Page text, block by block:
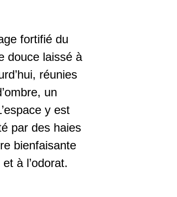
fortifié du
douce laissé à
réunies
un
y est
par des haies
bienfaisante
à l’odorat.